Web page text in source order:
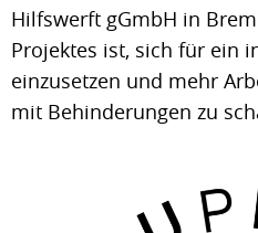
Hilfswerft gGmbH in
Projektes ist, sich für ein
einzusetzen und mehr
mit Behinderungen zu